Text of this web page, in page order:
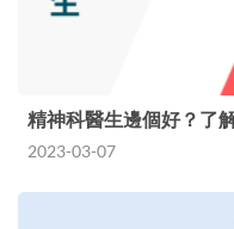
精神科醫生邊個好？了
2023-03-07